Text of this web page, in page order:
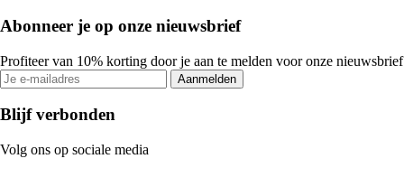
Abonneer je op onze nieuwsbrief
Profiteer van 10% korting door je aan te melden voor onze nieuwsbrief
Aanmelden
Blijf verbonden
Volg ons op sociale media